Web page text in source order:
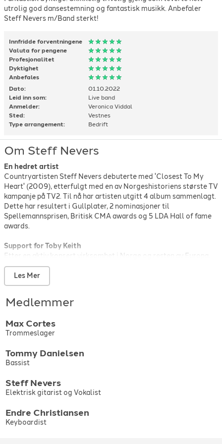
utrolig god dansestemning og fantastisk musikk. Anbefaler
Steff Nevers m/Band sterkt!
Innfridde forventningene
Valuta for pengene
Profesjonalitet
Dyktighet
Anbefales
Dato:
01.10.2022
Leid inn som:
Live band
Anmelder:
Veronica Viddal
Sted:
Vestnes
Type arrangement:
Bedrift
Om Steff Nevers
En hedret artist
Countryartisten Steff Nevers debuterte med 'Closest To My
Heart' (2009), etterfulgt med en av Norgeshistoriens største TV
kampanje på TV2. Til nå har artisten utgitt 4 album sammenlagt.
Dette har resultert i Gullplater, 2 nominasjoner til
Spellemannsprisen, Britisk CMA awards og 5 LDA Hall of fame
awards.
Support for Toby Keith
Etter en aktiv konsert virksomhet i Norge og resten av Europa,
ble Steff personlig invitert av sjølvaste Toby Keith til å være
support på hans første Europa turné. Steff Nevers har deltatt på
flere populære TV program på NRK og TV2 som bl.a. ’Beat For
Les Mer
Medlemmer
Max Cortes
Trommeslager
Tommy Danielsen
Bassist
Steff Nevers
Elektrisk gitarist og Vokalist
Endre Christiansen
Keyboardist